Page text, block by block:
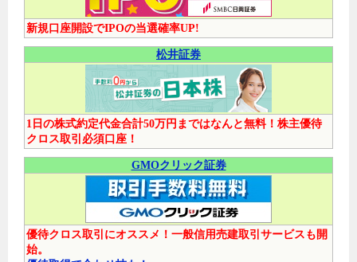
新規口座開設でIPOの当選確率UP!
松井証券
1日の株式約定代金合計50万円まではなんと無料！株主優待
クロス取引必須口座！
GMOクリック証券
優待クロス取引にオススメ！一般信用売建取引サービスも開
始。